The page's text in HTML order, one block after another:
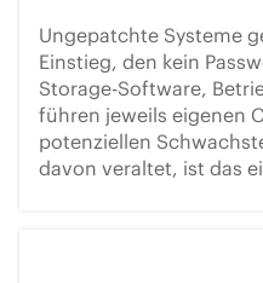
Ungepatchte Systeme
Einstieg, den kein
Storage-Software,
führen jeweils eigenen
potenziellen
davon veraltet, ist das